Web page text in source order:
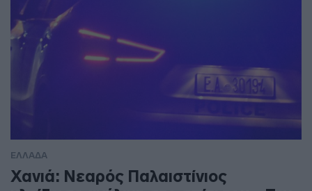
ΕΛΛΑΔΑ
Χανιά: Νεαρός Παλαιστίνιος